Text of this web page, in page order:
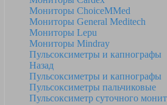
Мониторы ChoiceMMed
Мониторы General Meditech
Мониторы Lepu
Мониторы Mindray
Пульсоксиметры и капнографы
Назад
Пульсоксиметры и капнографы
Пульсоксиметры пальчиковые
Пульсоксиметр суточного